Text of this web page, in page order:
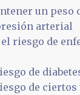
un
arterial
riesgo de
de
de